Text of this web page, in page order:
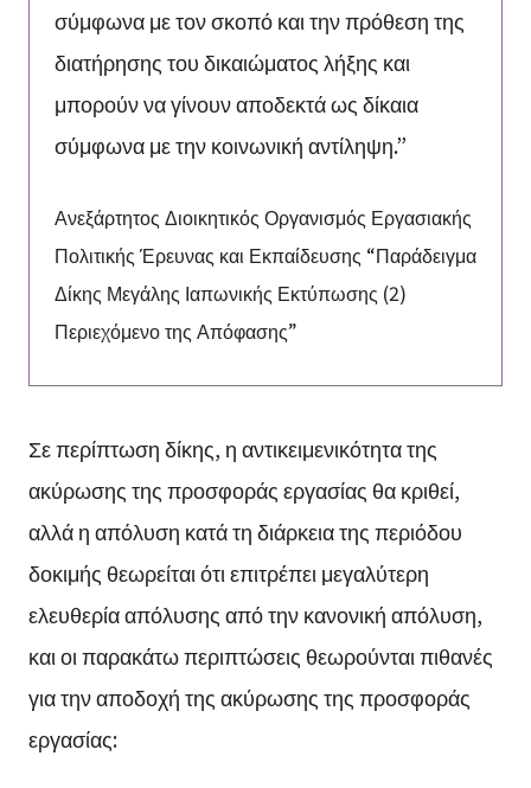
σύμφωνα με τον σκοπό και την πρόθεση της
διατήρησης του δικαιώματος λήξης και
μπορούν να γίνουν αποδεκτά ως δίκαια
σύμφωνα με την κοινωνική αντίληψη.”
Ανεξάρτητος Διοικητικός Οργανισμός Εργασιακής
Πολιτικής Έρευνας και Εκπαίδευσης “Παράδειγμα
Δίκης Μεγάλης Ιαπωνικής Εκτύπωσης (2)
Περιεχόμενο της Απόφασης”
Σε περίπτωση δίκης, η αντικειμενικότητα της
ακύρωσης της προσφοράς εργασίας θα κριθεί,
αλλά η απόλυση κατά τη διάρκεια της περιόδου
δοκιμής θεωρείται ότι επιτρέπει μεγαλύτερη
ελευθερία απόλυσης από την κανονική απόλυση,
και οι παρακάτω περιπτώσεις θεωρούνται πιθανές
για την αποδοχή της ακύρωσης της προσφοράς
εργασίας: